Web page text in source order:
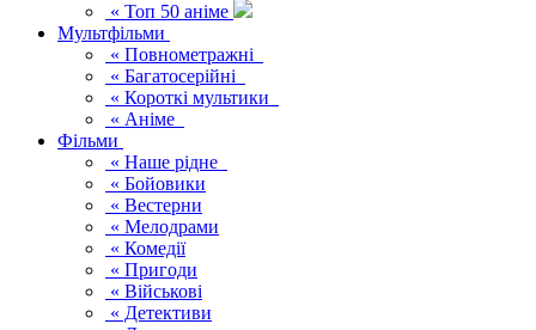
« Топ 50 аніме
Мультфільми
« Повнометражні
« Багатосерійні
« Короткі мультики
« Аніме
Фільми
« Наше рідне
« Бойовики
« Вестерни
« Мелодрами
« Комедії
« Пригоди
« Військові
« Детективи